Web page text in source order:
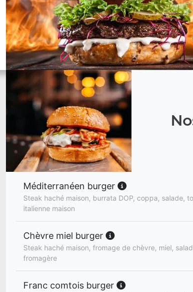
Méditerranéen burger
Steak haché maison, burrata DOP, coppa, salade,
italienne maison
Chèvre miel burger
Steak haché maison, fromage de chèvre, miel,
fromagère
Franc comtois burger